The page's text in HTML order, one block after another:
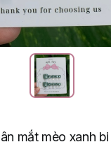
mắt mèo xanh